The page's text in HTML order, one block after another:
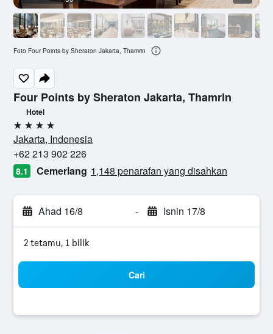
Four Points by Sheraton Jakarta, Thamrin
Hotel
4 bintang
Jakarta, Indonesia
+62 213 902 226
8.1 Cemerlang 1,148 penarafan yang disahkan
Ahad 16/8 - Isnin 17/8
2 tetamu, 1 bilik
Cari
Foto Four Points by Sheraton Jakarta, Thamrin